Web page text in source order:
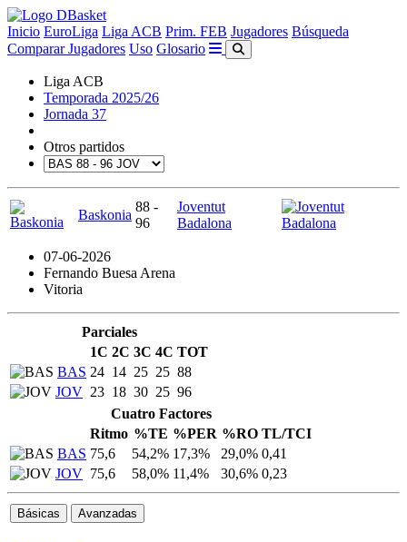
Inicio EuroLiga Liga ACB Prim. FEB Jugadores Búsqueda
Comparar Jugadores Uso Glosario
Liga ACB
Temporada 2025/26
Jornada 37
Otros partidos
Baskonia
88 -
96
Joventut
Badalona
07-06-2026
Fernando Buesa Arena
Vitoria
Parciales
1C 2C 3C 4C TOT
BAS 24 14 25 25 88
JOV 23 18 30 25 96
Cuatro Factores
Ritmo %TE %PER %RO TL/TCI
BAS 75,6 54,2% 17,3% 29,0% 0,41
JOV 75,6 58,0% 11,4% 30,6% 0,23
Básicas Avanzadas